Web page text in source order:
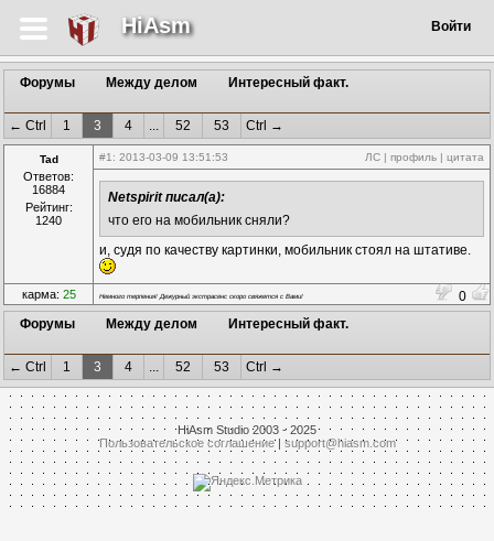
HiAsm Войти
Форумы Между делом Интересный факт.
← Ctrl 1 3 4 ... 52 53 Ctrl →
Tad
Ответов:
16884
Рейтинг:
1240
#1 : 2013-03-09 13:51:53 ЛС | профиль | цитата
Netspirit писал(а):
что его на мобильник сняли?
и, судя по качеству картинки, мобильник стоял на штативе.
карма: 25 Немного терпения! Дежурный экстрасенс скоро свяжется с Вами!
0
Форумы
Между делом Интересный факт.
← Ctrl 1 3 4 ... 52 53 Ctrl →
HiAsm Studio 2003 - 2025
Пользовательское соглашение| support@hiasm.com